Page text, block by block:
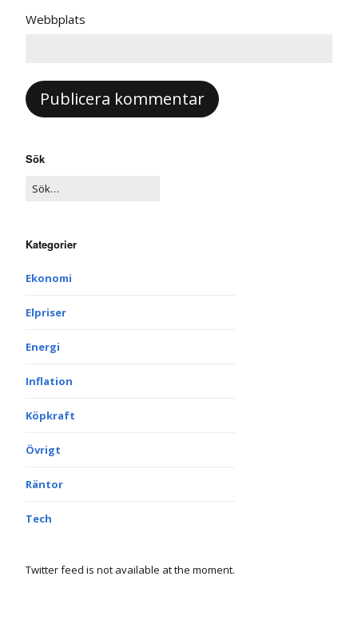
Webbplats
Sök
Kategorier
Ekonomi
Elpriser
Energi
Inflation
Köpkraft
Övrigt
Räntor
Tech
Twitter feed is not available at the moment.